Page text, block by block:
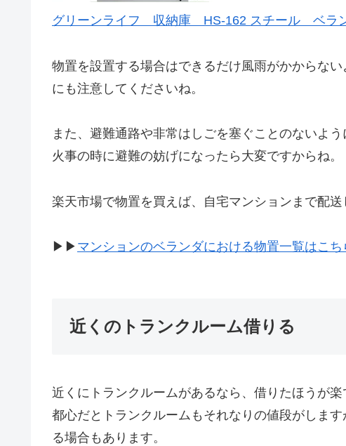
グリーンライフ 収納庫 HS-162 スチール ベラ
物置を設置する場合はできるだけ風雨がかからな
にも注意してくださいね。
また、避難通路や非常はしごを塞ぐことのないよう
火事の時に避難の妨げになったら大変ですからね。
楽天市場で物置を買えば、自宅マンションまで配
▶︎▶︎ マンションのベランダにおける物置一覧はこち
近くのトランクルーム借りる
近くにトランクルームがあるなら、借りたほうが楽
都心だとトランクルームもそれなりの値段がしま
る場合もあります。